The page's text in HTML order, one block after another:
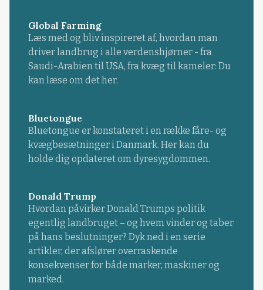
Global Farming
Læs med og bliv inspireret af, hvordan man
driver landbrug i alle verdenshjørner - fra
Saudi-Arabien til USA, fra kvæg til kameler: Du
kan læse om det her.
Bluetongue
Bluetongue er konstateret i en række fåre- og
kvægbesætninger i Danmark. Her kan du
holde dig opdateret om dyresygdommen.
Donald Trump
Hvordan påvirker Donald Trumps politik
egentlig landbruget – og hvem vinder og taber
på hans beslutninger? Dyk ned i en serie
artikler, der afslører overraskende
konsekvenser for både marker, maskiner og
marked.